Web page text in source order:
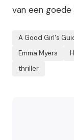
van een
A Good Girl's
Emma Myers
thriller